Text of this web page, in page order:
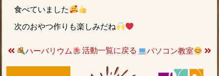
食べていました
次のおやつ作りも楽しみだね
ハーバリウム 活動一覧に戻る パソコン教室